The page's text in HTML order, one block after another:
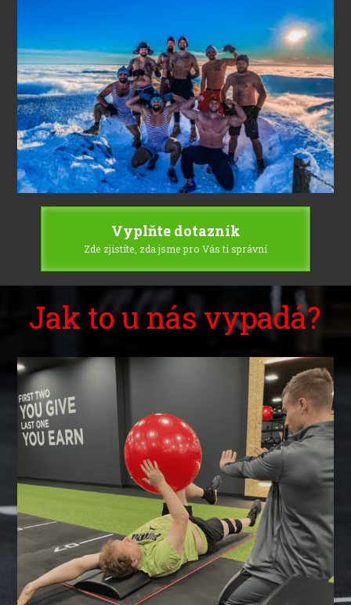
Vyplňte dotazník
Zde zjistíte, zda jsme pro Vás ti správní
Jak to u nás vypadá?